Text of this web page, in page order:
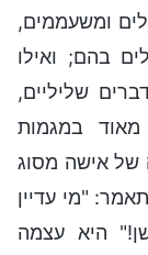
ומשעממים,
בהם; ואילו
שליליים,
מאוד במגמות
של אישה מסוג
"מי עדיין
היא עצמה